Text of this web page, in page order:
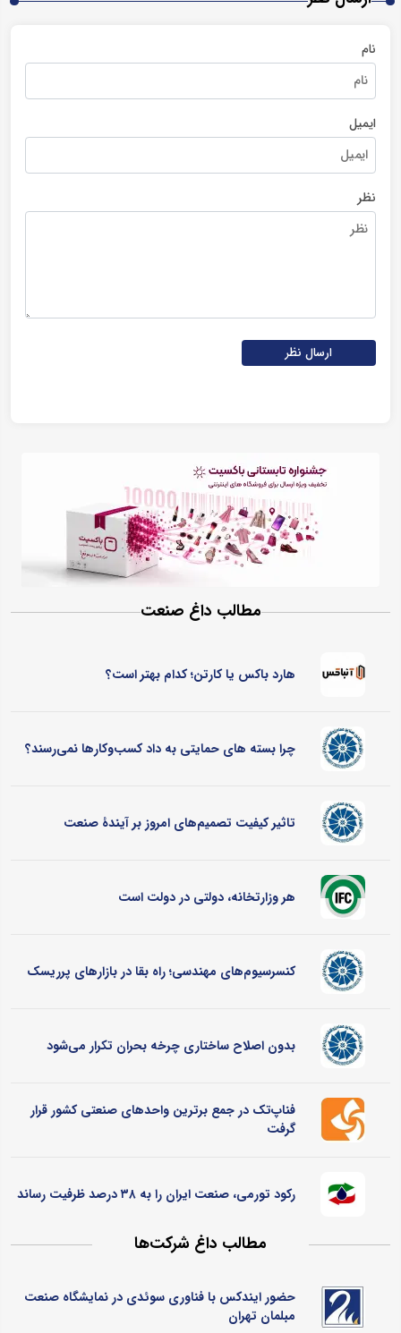
نام
ایمیل
نظر
ارسال نظر
مطالب داغ صنعت
هارد باکس یا کارتن؛ کدام بهتر است؟
چرا بسته های حمایتی به داد کسب‌وکارها نمی‌رسند؟
تاثیر کیفیت تصمیم‌های امروز بر آیندۀ صنعت
هر وزارتخانه، دولتی در دولت است
کنسرسیوم‌های مهندسی؛ راه بقا در بازارهای پرریسک
بدون اصلاح ساختاری چرخه بحران تکرار می‌شود
فناپ‌تک در جمع برترین واحدهای صنعتی کشور قرار
گرفت
رکود تورمی، صنعت ایران را به ۳۸ درصد ظرفیت رساند
مطالب داغ شرکت‌ها
حضور ایندکس با فناوری سوئدی در نمایشگاه صنعت
مبلمان تهران